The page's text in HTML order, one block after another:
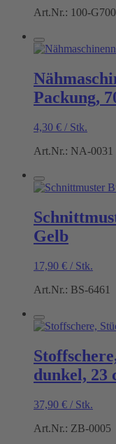
Art.Nr.: 100-
Packung,
4,30 € / Stk.
Art.Nr.: NA-0031
Gelb
17,90 € / Stk.
Art.Nr.: BS-6461
dunkel, 23
37,90 € / Stk.
Art.Nr.: ZB-0005